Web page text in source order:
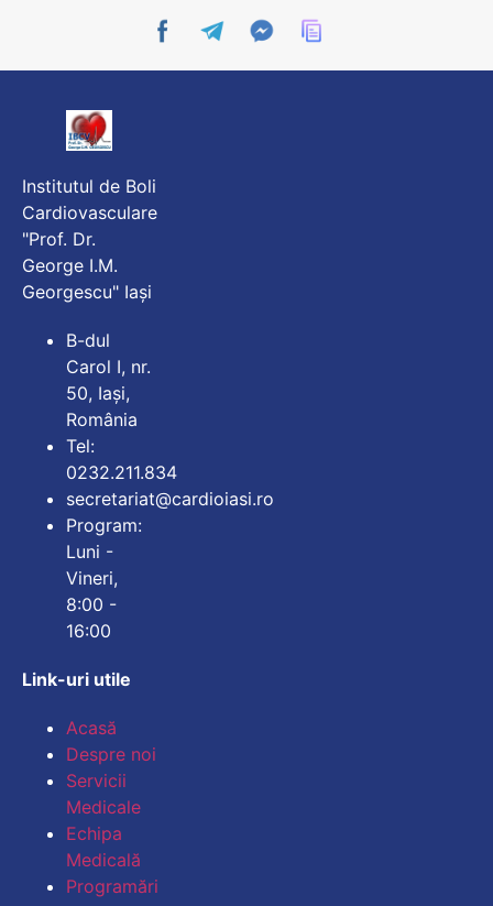
Institutul de Boli
Cardiovasculare
"Prof. Dr.
George I.M.
Georgescu" Iași
B-dul
Carol I, nr.
50, Iași,
România
Tel:
0232.211.834
secretariat@cardioiasi.ro
Program:
Luni -
Vineri,
8:00 -
16:00
Link-uri utile
Acasă
Despre noi
Servicii
Medicale
Echipa
Medicală
Programări